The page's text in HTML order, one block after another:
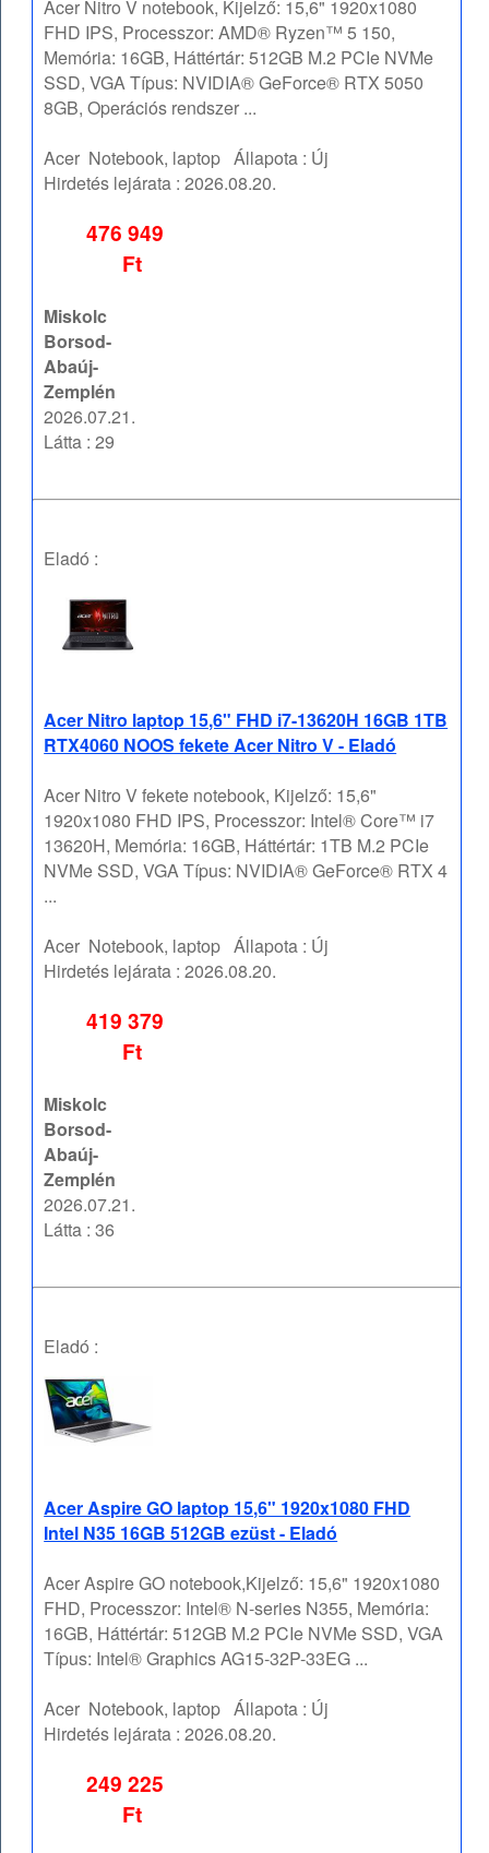
Acer Nitro V notebook, Kijelző: 15,6" 1920x1080
FHD IPS, Processzor: AMD® Ryzen™ 5 150,
Memória: 16GB, Háttértár: 512GB M.2 PCIe NVMe
SSD, VGA Típus: NVIDIA® GeForce® RTX 5050
8GB, Operációs rendszer ...
Acer Notebook, laptop Állapota : Új
Hirdetés lejárata :2026.08.20.
476 949
Ft
Miskolc
Borsod-
Abaúj-
Zemplén
2026.07.21.
Látta : 29
Eladó :
Acer Nitro laptop 15,6" FHD i7-13620H 16GB 1TB
RTX4060 NOOS fekete Acer Nitro V - Eladó
Acer Nitro V fekete notebook, Kijelző: 15,6"
1920x1080 FHD IPS, Processzor: Intel® Core™ i7
13620H, Memória: 16GB, Háttértár: 1TB M.2 PCIe
NVMe SSD, VGA Típus: NVIDIA® GeForce® RTX 4
...
Acer Notebook, laptop Állapota : Új
Hirdetés lejárata :2026.08.20.
419 379
Ft
Miskolc
Borsod-
Abaúj-
Zemplén
2026.07.21.
Látta : 36
Eladó :
Acer Aspire GO laptop 15,6" 1920x1080 FHD
Intel N35 16GB 512GB ezüst - Eladó
Acer Aspire GO notebook,Kijelző: 15,6" 1920x1080
FHD, Processzor: Intel® N-series N355, Memória:
16GB, Háttértár: 512GB M.2 PCIe NVMe SSD, VGA
Típus: Intel® Graphics AG15-32P-33EG ...
Acer Notebook, laptop Állapota : Új
Hirdetés lejárata :2026.08.20.
249 225
Ft